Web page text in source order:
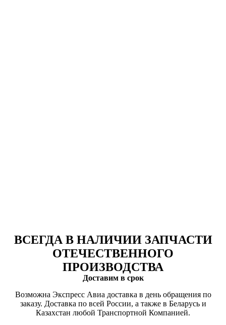
ВСЕГДА В НАЛИЧИИ ЗАПЧАСТИ
ОТЕЧЕСТВЕННОГО
ПРОИЗВОДСТВА
Доставим в срок
Возможна Экспресс Авиа доставка в день обращения по
заказу. Доставка по всей России, а также в Беларусь и
Казахстан любой Транспортной Компанией.